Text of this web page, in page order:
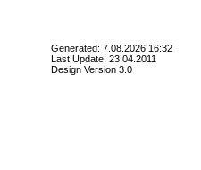
Generated: 7.08.2026 16:32
Last Update: 23.04.2011
Design Version 3.0